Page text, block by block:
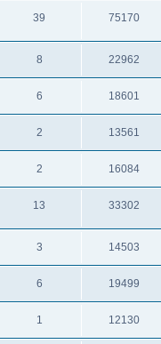
39 75170
8 22962
6 18601
2 13561
2 16084
13 33302
3 14503
6 19499
1 12130